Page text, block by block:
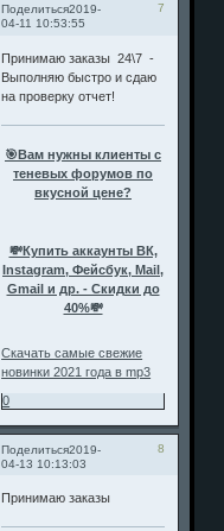
Поделиться 7
2019-
04-11 10:53:55
Принимаю заказы 24\7 -
Выполняю быстро и сдаю
на проверку отчет!
🎯Вам нужны клиенты с
теневых форумов по
вкусной цене?
💸Купить аккаунты ВК,
Instagram, Фейсбук, Mail,
Gmail и др. - Скидки до
40%💸
Скачать самые свежие
новинки 2021 года в mp3
0
Поделиться 8
2019-
04-13 10:13:03
Принимаю заказы